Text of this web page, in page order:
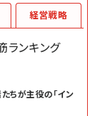
ンキング
ちが主役の「イン
経営戦略